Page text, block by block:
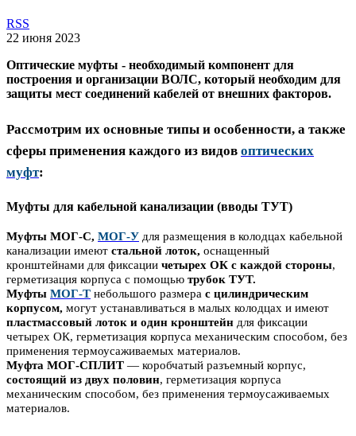
RSS
22 июня 2023
Оптические муфты - необходимый компонент для
построения и организации ВОЛС, который необходим для
защиты мест соединений кабелей от внешних факторов.
Рассмотрим их основные типы и особенности, а также
сферы применения каждого из видов оптических
муфт:
Муфты для кабельной канализации (вводы ТУТ)
Муфты МОГ-С, МОГ-У для размещения в колодцах кабельной
канализации имеют стальной лоток, оснащенный
кронштейнами для фиксации четырех ОК с каждой стороны,
герметизация корпуса с помощью трубок ТУТ.
Муфты МОГ-Т небольшого размера с цилиндрическим
корпусом, могут устанавливаться в малых колодцах и имеют
пластмассовый лоток и один кронштейн для фиксации
четырех ОК, герметизация корпуса механическим способом, без
применения термоусаживаемых материалов.
Муфта МОГ-СПЛИТ — коробчатый разъемный корпус,
состоящий из двух половин, герметизация корпуса
механическим способом, без применения термоусаживаемых
материалов.